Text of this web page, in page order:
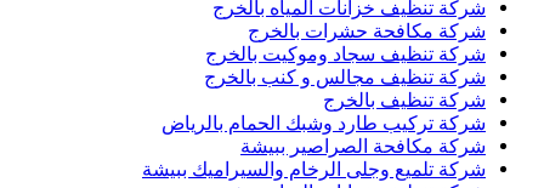
شركة تنظيف خزانات المياه بالخرج
شركة مكافحة حشرات بالخرج
شركة تنظيف سجاد وموكيت بالخرج
شركة تنظيف مجالس و كنب بالخرج
شركة تنظيف بالخرج
شركة تركيب طارد وشبك الحمام بالرياض
شركة مكافحة الصراصير ببيشة
شركة تلميع وجلى الرخام والسيراميك ببيشة